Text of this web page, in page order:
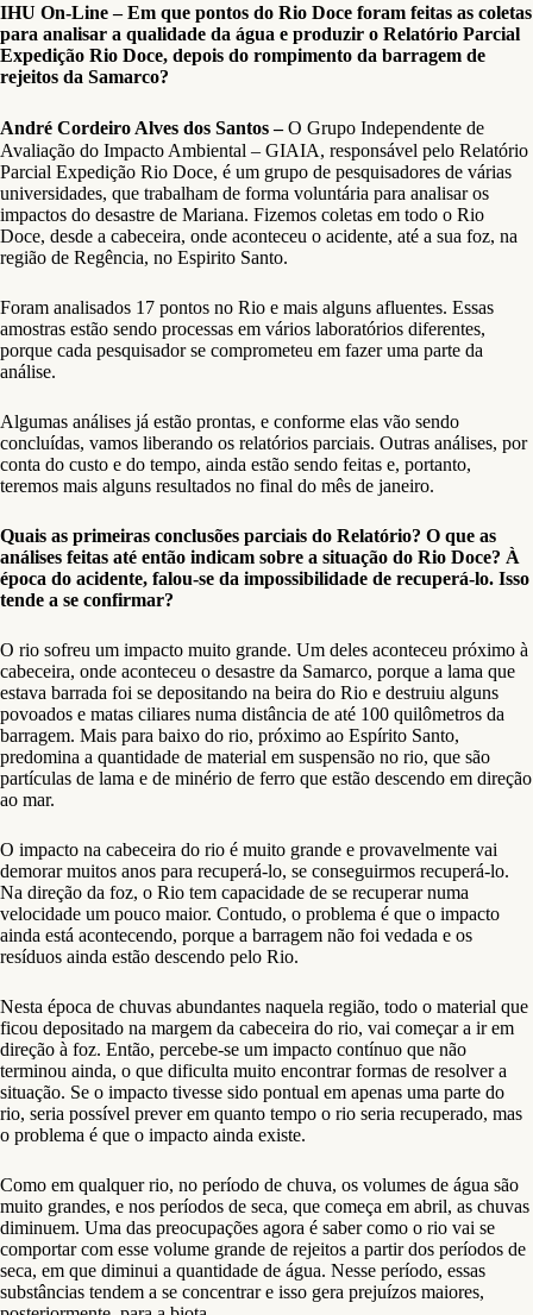
IHU On-Line – Em que pontos do Rio Doce foram feitas as coletas
para analisar a qualidade da água e produzir o Relatório Parcial
Expedição Rio Doce, depois do rompimento da barragem de
rejeitos da Samarco?
André Cordeiro Alves dos Santos –O Grupo Independente de
Avaliação do Impacto Ambiental – GIAIA, responsável pelo Relatório
Parcial Expedição Rio Doce, é um grupo de pesquisadores de várias
universidades, que trabalham de forma voluntária para analisar os
impactos do desastre de Mariana. Fizemos coletas em todo o Rio
Doce, desde a cabeceira, onde aconteceu o acidente, até a sua foz, na
região de Regência, no Espirito Santo.
Foram analisados 17 pontos no Rio e mais alguns afluentes. Essas
amostras estão sendo processas em vários laboratórios diferentes,
porque cada pesquisador se comprometeu em fazer uma parte da
análise.
Algumas análises já estão prontas, e conforme elas vão sendo
concluídas, vamos liberando os relatórios parciais. Outras análises, por
conta do custo e do tempo, ainda estão sendo feitas e, portanto,
teremos mais alguns resultados no final do mês de janeiro.
Quais as primeiras conclusões parciais do Relatório? O que as
análises feitas até então indicam sobre a situação do Rio Doce? À
época do acidente, falou-se da impossibilidade de recuperá-lo. Isso
tende a se confirmar?
O rio sofreu um impacto muito grande. Um deles aconteceu próximo à
cabeceira, onde aconteceu o desastre da Samarco, porque a lama que
estava barrada foi se depositando na beira do Rio e destruiu alguns
povoados e matas ciliares numa distância de até 100 quilômetros da
barragem. Mais para baixo do rio, próximo ao Espírito Santo,
predomina a quantidade de material em suspensão no rio, que são
partículas de lama e de minério de ferro que estão descendo em direção
ao mar.
O impacto na cabeceira do rio é muito grande e provavelmente vai
demorar muitos anos para recuperá-lo, se conseguirmos recuperá-lo.
Na direção da foz, o Rio tem capacidade de se recuperar numa
velocidade um pouco maior. Contudo, o problema é que o impacto
ainda está acontecendo, porque a barragem não foi vedada e os
resíduos ainda estão descendo pelo Rio.
Nesta época de chuvas abundantes naquela região, todo o material que
ficou depositado na margem da cabeceira do rio, vai começar a ir em
direção à foz. Então, percebe-se um impacto contínuo que não
terminou ainda, o que dificulta muito encontrar formas de resolver a
situação. Se o impacto tivesse sido pontual em apenas uma parte do
rio, seria possível prever em quanto tempo o rio seria recuperado, mas
o problema é que o impacto ainda existe.
Como em qualquer rio, no período de chuva, os volumes de água são
muito grandes, e nos períodos de seca, que começa em abril, as chuvas
diminuem. Uma das preocupações agora é saber como o rio vai se
comportar com esse volume grande de rejeitos a partir dos períodos de
seca, em que diminui a quantidade de água. Nesse período, essas
substâncias tendem a se concentrar e isso gera prejuízos maiores,